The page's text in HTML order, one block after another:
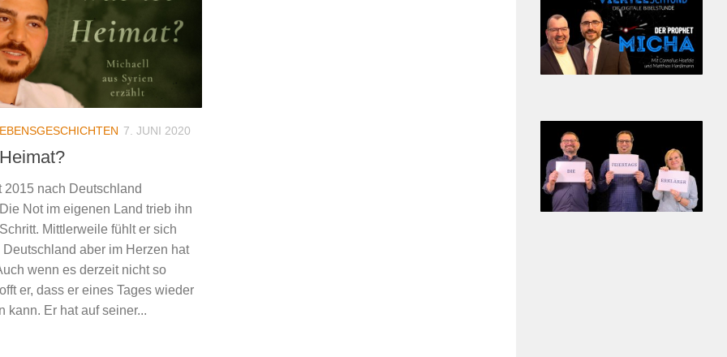
7. JUNI 2020
2015 nach Deutschland
Not im eigenen Land trieb ihn
Mittlerweile fühlt er sich
Deutschland aber im Herzen hat
wenn es derzeit nicht so
er, dass er eines Tages wieder
kann. Er hat auf seiner...